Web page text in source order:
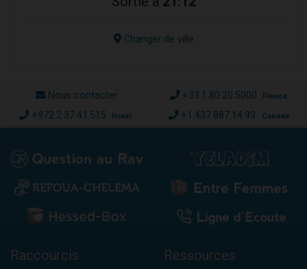
Changer de ville
Nous contacter +33.1.80.20.5000 France
+972.2.37.41.515 Israël +1.437.887.14.93 Canada
Raccourcis Ressources